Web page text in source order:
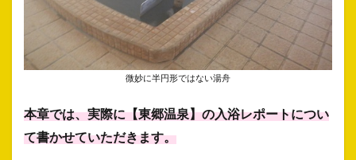
微妙に半円形ではない湯舟
本章では、実際に【東郷温泉】の入浴レポートについ
て書かせていただきます。